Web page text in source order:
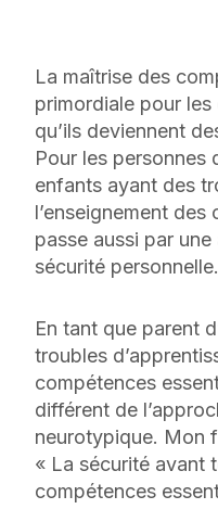
La maîtrise des
primordiale pour les
qu’ils deviennent
Pour les personnes
enfants ayant des
l’enseignement
passe aussi par
sécurité personnelle.
En tant que parent
troubles
compétences
différent de
neurotypique. Mon
« La sécurité avant
compétences